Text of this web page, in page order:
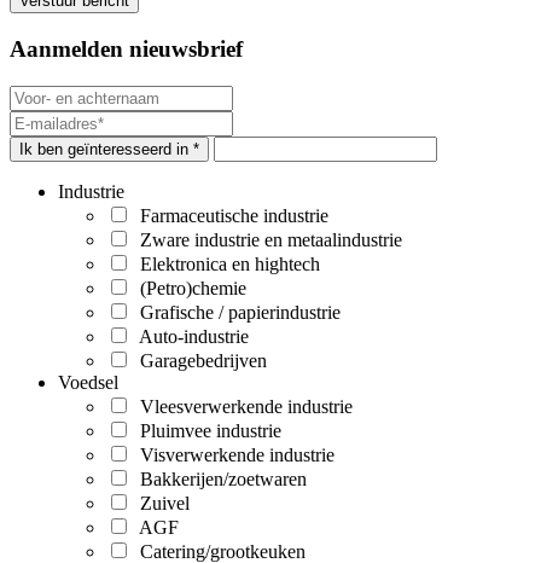
Aanmelden nieuwsbrief
Ik ben geïnteresseerd in *
Industrie
Farmaceutische industrie
Zware industrie en metaalindustrie
Elektronica en hightech
(Petro)chemie
Grafische / papierindustrie
Auto-industrie
Garagebedrijven
Voedsel
Vleesverwerkende industrie
Pluimvee industrie
Visverwerkende industrie
Bakkerijen/zoetwaren
Zuivel
AGF
Catering/grootkeuken